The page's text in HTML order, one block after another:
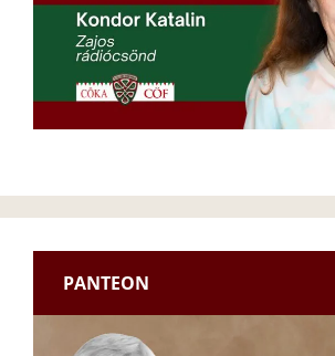
PANTEON